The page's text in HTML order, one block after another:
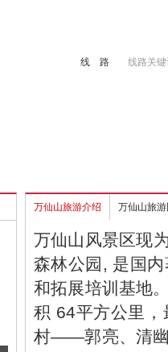
线路关
线 路
万仙山旅游介绍 万仙山旅
万仙山风景区现
森林公园, 是国
和拓展培训基地
积 64平方公里
村——郭亮、清